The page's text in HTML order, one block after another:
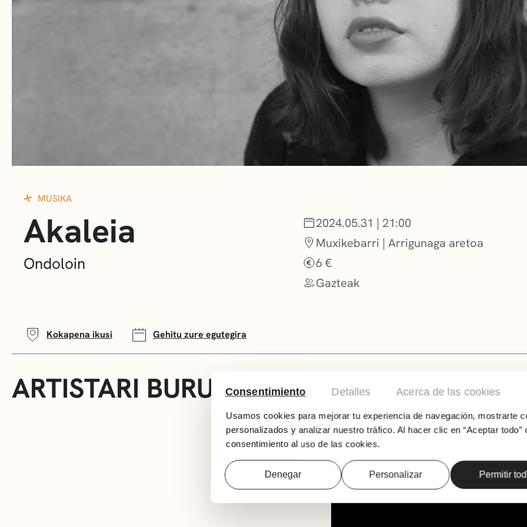
Consentimiento Detalles Acerca de las cookies
Usamos cookies para mejorar tu experiencia de navegación, mostrarte
personalizados y analizar nuestro tráfico. Al hacer clic en “Aceptar todo”
consentimiento al uso de las cookies.
Denegar Personalizar Permitir
BERRIAK
GETXO
KULTUR
MUSIKA
Akaleia
Ondoloin
2024.05.31 | 21:00
Muxikebarri | Arrigunaga aretoa
6 €
Gazteak
Kokapena ikusi Gehitu zure egutegira
ARTISTARI BURUZ
Euskal musikaren eszenak oso une
teklistaren proiektua da Akaleia. Talde
kaleratu zuen bere lehen diskoa:
bat eginez, euskal musikaren eszenako